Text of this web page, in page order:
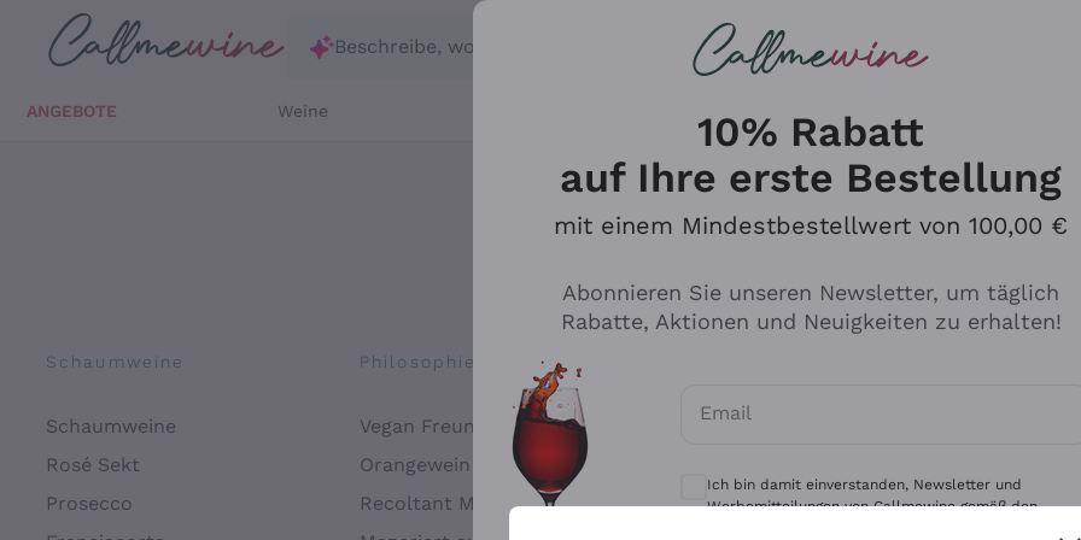
Zum Hauptinhalt springen
Beschreibe, wonach du suchst
ANGEBOTE Weine
Schaumweine
Schaumweine
Rosé Sekt
Prosecco
Philosophien
Vegan Freundlich
Orangewein
Recoltant Manipulant
Antinori
Ca' del Bosco
Gavi
10% Rabatt
auf Ihre erste Bestellung
mit einem Mindestbestellwert von 100,00 €
Abonnieren Sie unseren Newsletter, um täglich
Rabatte, Aktionen und Neuigkeiten zu erhalten!
Email
Optionale Einwilligungen zum Erhalt von
Ich bin damit einverstanden, Newsletter und
Werbemitteilungen von Callmewine gemäß den -